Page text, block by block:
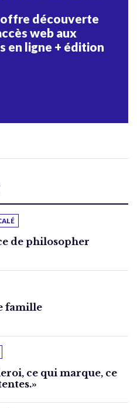
découverte
web aux
en ligne + édition
de philosopher
famille
ce qui marque, ce